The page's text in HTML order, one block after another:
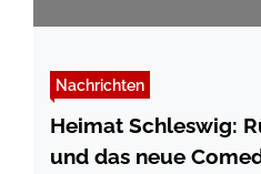
Nachrichten
Heimat Schleswig:
und das neue